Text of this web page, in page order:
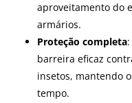
aproveitamento do
armários.
Proteção completa
barreira eficaz
insetos, mantendo
tempo.